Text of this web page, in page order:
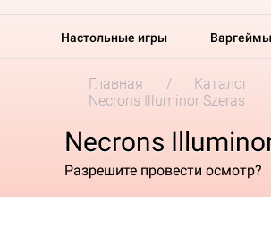
Настольные игры Варгеймы
Главная Каталог
Necrons Illuminor Szeras
Necrons
Разрешите провести осмотр?